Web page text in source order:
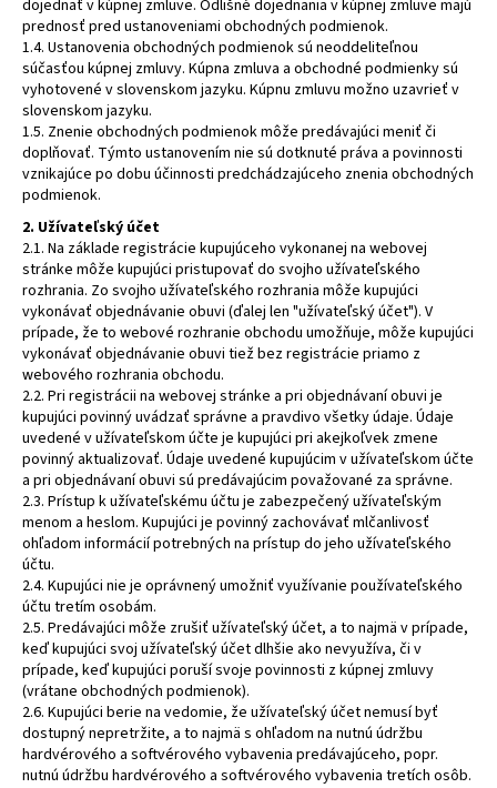
dojednať v kúpnej zmluve. Odlišné dojednania v kúpnej zmluve majú
prednosť pred ustanoveniami obchodných podmienok.
1.4. Ustanovenia obchodných podmienok sú neoddeliteľnou
súčasťou kúpnej zmluvy. Kúpna zmluva a obchodné podmienky sú
vyhotovené v slovenskom jazyku. Kúpnu zmluvu možno uzavrieť v
slovenskom jazyku.
1.5. Znenie obchodných podmienok môže predávajúci meniť či
doplňovať. Týmto ustanovením nie sú dotknuté práva a povinnosti
vznikajúce po dobu účinnosti predchádzajúceho znenia obchodných
podmienok.
2. Užívateľský účet
2.1. Na základe registrácie kupujúceho vykonanej na webovej
stránke môže kupujúci pristupovať do svojho užívateľského
rozhrania. Zo svojho užívateľského rozhrania môže kupujúci
vykonávať objednávanie obuvi (ďalej len "užívateľský účet"). V
prípade, že to webové rozhranie obchodu umožňuje, môže kupujúci
vykonávať objednávanie obuvi tiež bez registrácie priamo z
webového rozhrania obchodu.
2.2. Pri registrácii na webovej stránke a pri objednávaní obuvi je
kupujúci povinný uvádzať správne a pravdivo všetky údaje. Údaje
uvedené v užívateľskom účte je kupujúci pri akejkoľvek zmene
povinný aktualizovať. Údaje uvedené kupujúcim v užívateľskom účte
a pri objednávaní obuvi sú predávajúcim považované za správne.
2.3. Prístup k užívateľskému účtu je zabezpečený užívateľským
menom a heslom. Kupujúci je povinný zachovávať mlčanlivosť
ohľadom informácií potrebných na prístup do jeho užívateľského
účtu.
2.4. Kupujúci nie je oprávnený umožniť využívanie používateľského
účtu tretím osobám.
2.5. Predávajúci môže zrušiť užívateľský účet, a to najmä v prípade,
keď kupujúci svoj užívateľský účet dlhšie ako nevyužíva, či v
prípade, keď kupujúci poruší svoje povinnosti z kúpnej zmluvy
(vrátane obchodných podmienok).
2.6. Kupujúci berie na vedomie, že užívateľský účet nemusí byť
dostupný nepretržite, a to najmä s ohľadom na nutnú údržbu
hardvérového a softvérového vybavenia predávajúceho, popr.
nutnú údržbu hardvérového a softvérového vybavenia tretích osôb.
HLEDAT
D
o
p
o
r
u
č
u
j
e
m
e
PRESTIGE
SPORT
DENIM
1
335
Kč